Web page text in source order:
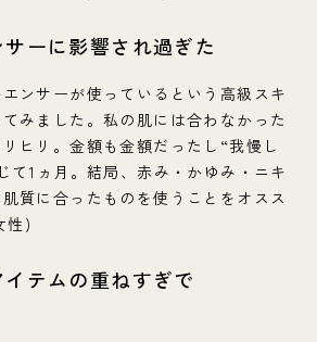
ーに影響され過ぎた
エンサーが使っているという高級スキ
みました。私の肌には合わなかった
ヒリ。金額も金額だったし“我慢し
て1ヵ月。結局、赤み・かゆみ・ニキ
質に合ったものを使うことをオスス
性)
テムの重ねすぎで